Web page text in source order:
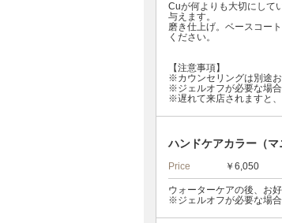
Cuが何よりも大切にして
与えます。
磨き仕上げ。ベースコー
ください。
【注意事項】
※カウンセリングは別途お
※ジェルオフが必要な場合
※遅れて来店されますと
ハンドケアカラー（マ
Price ￥6,050
ウォーターケアの後、お
※ジェルオフが必要な場合